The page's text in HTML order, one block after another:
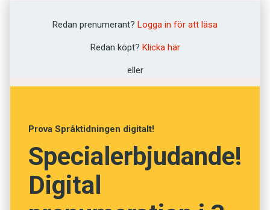
Massaker
Massmord
Djurplågeri
NÄSTA FRÅGA
Redan prenumerant? Logga in för att läsa
Redan köpt? Klicka här
eller
Prova Språktidningen digitalt!
Specialerbjudande!
Digital